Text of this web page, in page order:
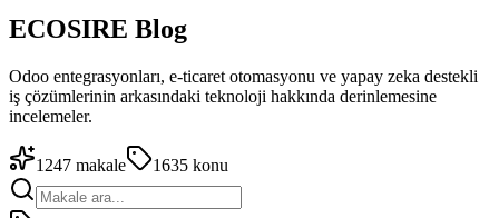
ECOSIRE Blog
Odoo entegrasyonları, e-ticaret otomasyonu ve yapay zeka destekli
iş çözümlerinin arkasındaki teknoloji hakkında derinlemesine
incelemeler.
1247 makale 1635 konu